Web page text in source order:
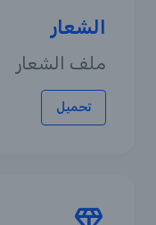
الشعار
ملف الشعار
تحميل